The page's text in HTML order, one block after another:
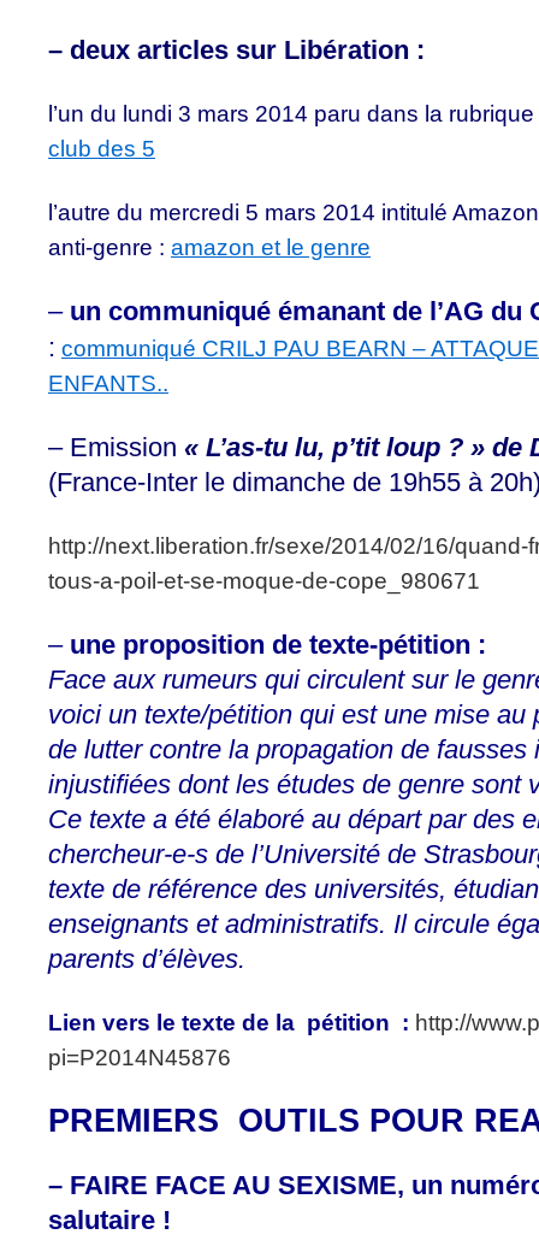
– deux articles sur Libération :
l’un du lundi 3 mars 2014 paru dans la
club des 5
l’autre du mercredi 5 mars 2014 intitulé
anti-genre : amazon et le genre
– un communiqué émanant de l’AG du
: communiqué CRILJ PAU BEARN –
ENFANTS..
– Emission « L’as-tu lu, p’tit loup ? » de
(France-Inter le dimanche de 19h55 à
http://next.liberation.fr/sexe/2014/02/16/
tous-a-poil-et-se-moque-de-cope_980671
– une proposition de texte-pétition :
Face aux rumeurs qui circulent sur le
voici un texte/pétition qui est une mise au
de lutter contre la propagation de fausses
injustifiées dont les études de genre sont
Ce texte a été élaboré au départ par des
chercheur-e-s de l’Université de
texte de référence des universités,
enseignants et administratifs. Il circule
parents d’élèves.
Lien vers le texte de la pétition : http://
pi=P2014N45876
PREMIERS OUTILS POUR
– FAIRE FACE AU SEXISME, un
salutaire !